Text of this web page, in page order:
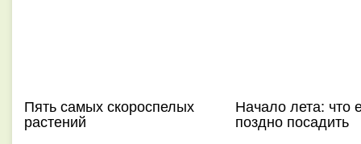
Пять самых скороспелых
растений
Начало лета: что
поздно посадить